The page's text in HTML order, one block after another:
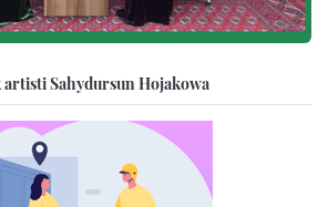
Sahydursun Hojakowa